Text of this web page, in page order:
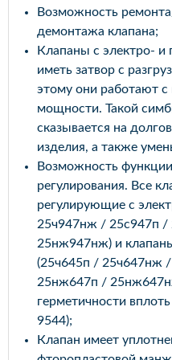
Возможность
демонтажа клапана;
Клапаны с электро-
иметь затвор с
этому они работают
мощности. Такой
сказывается на
изделия, а также
Возможность
регулирования. Все
регулирующие с
25ч947нж / 25с947п
25нж947нж) и
(25ч645п / 25ч647нж
25нж647п /
герметичности
9544);
Клапан имеет